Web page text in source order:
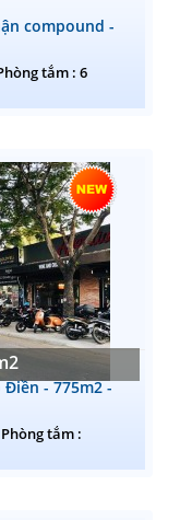
compound -
tắm : 6
- 775m2 -
tắm :